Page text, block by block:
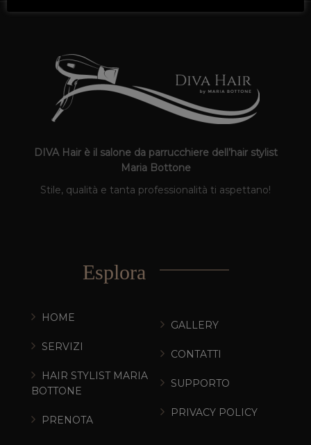
DIVA Hair è il salone da parrucchiere dell’hair stylist
Maria Bottone
Stile, qualità e tanta professionalità ti aspettano!
Esplora
HOME
SERVIZI
HAIR STYLIST MARIA
BOTTONE
PRENOTA
GALLERY
CONTATTI
SUPPORTO
PRIVACY POLICY